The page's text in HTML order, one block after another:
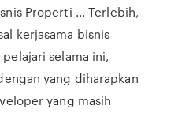
Properti ... Terlebih,
kerjasama bisnis
selama ini,
yang diharapkan
yang masih